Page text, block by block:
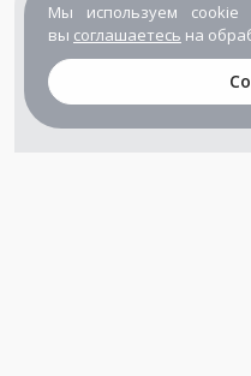
Мы используем cookie
вы соглашаетесь на